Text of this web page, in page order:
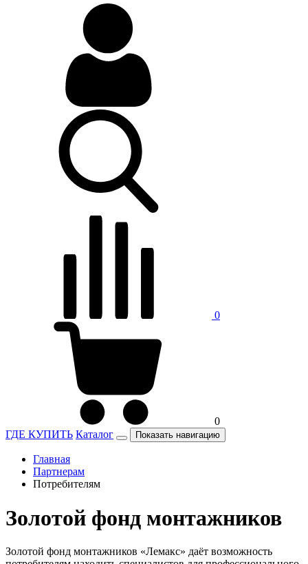
0
0
ГДЕ КУПИТЬ Каталог Показать навигацию
Главная
Партнерам
Потребителям
Золотой фонд монтажников
Золотой фонд монтажников «Лемакс» даёт возможность